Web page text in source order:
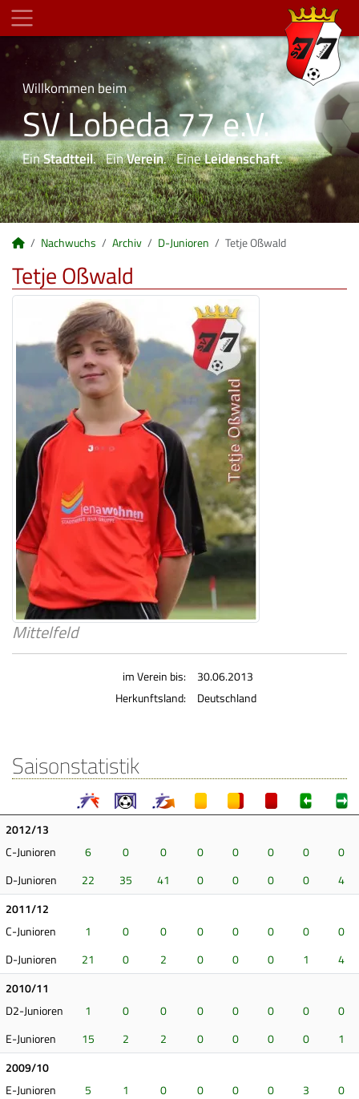
Willkommen beim
SV Lobeda 77 e.V.
EinStadtteil. EinVerein. EineLeidenschaft.
Nachwuchs Archiv D-Junioren Tetje Oßwald
Tetje Oßwald
Mittelfeld
im Verein bis:
30.06.2013
Herkunftsland:
Deutschland
Saisonstatistik
2012/13
C-Junioren
6 0 0 0 0 0 0
0
D-Junioren
22 35 41 0 0 0 0
4
2011/12
C-Junioren
1 0 0 0 0 0 0
0
D-Junioren
21 0 2 0 0 0 1
4
2010/11
D2-Junioren
1 0 0 0 0 0 0
0
E-Junioren
15 2 2 0 0 0 0
1
2009/10
E-Junioren
5 1 0 0 0 0 3
0